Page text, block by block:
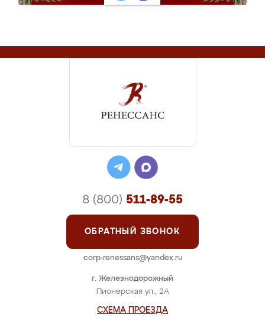
г. Железнодорожный
Пионерская ул., 2А
СХЕМА ПРОЕЗДА
8 (800) 511-89-55
ОБРАТНЫЙ ЗВОНОК
corp-renessans@yandex.ru